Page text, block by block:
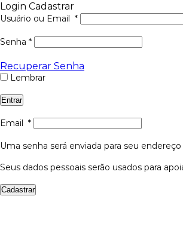
Login Cadastrar
Usuário ou Email *
Senha *
Recuperar Senha
Lembrar
Entrar
Email *
Uma senha será enviada para seu
Seus dados pessoais serão usados para
Cadastrar